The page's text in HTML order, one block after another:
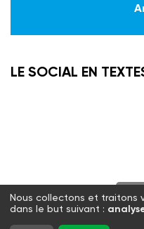
LE SOCIAL EN
Twitter Facebook
Nous collectons et traitons
dans le but suivant :